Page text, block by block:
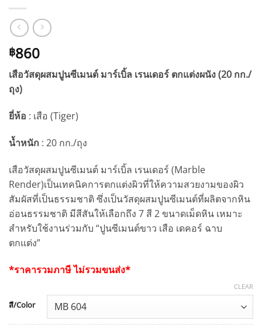
฿860
เสือวัสดุผสมปูนซีเมนต์ มาร์เบิ้ล เรนเดอร์ ตกแต่งผนัง (20 กก./
ถุง)
ยี่ห้อ : เสือ (Tiger)
น้ำหนัก : 20 กก./ถุง
เสือวัสดุผสมปูนซีเมนต์ มาร์เบิ้ล เรนเดอร์ (Marble
Render)เป็นเทคนิคการตกแต่งผิวที่ให้ความสวยงามของผิว
สัมผัสที่เป็นธรรมชาติ ซึ่งเป็นวัสดุผสมปูนซีเมนต์ที่ผลิตจากหิน
อ่อนธรรมชาติ มีสีสันให้เลือกถึง 7 สี 2 ขนาดเม็ดหิน เหมาะ
สำหรับใช้งานร่วมกับ “ปูนซีเมนต์ขาว เสือ เดคอร์ ฉาบ
ตกแต่ง”
*ราคารวมภาษี ไม่รวมขนส่ง*
สี/Color
CLEAR